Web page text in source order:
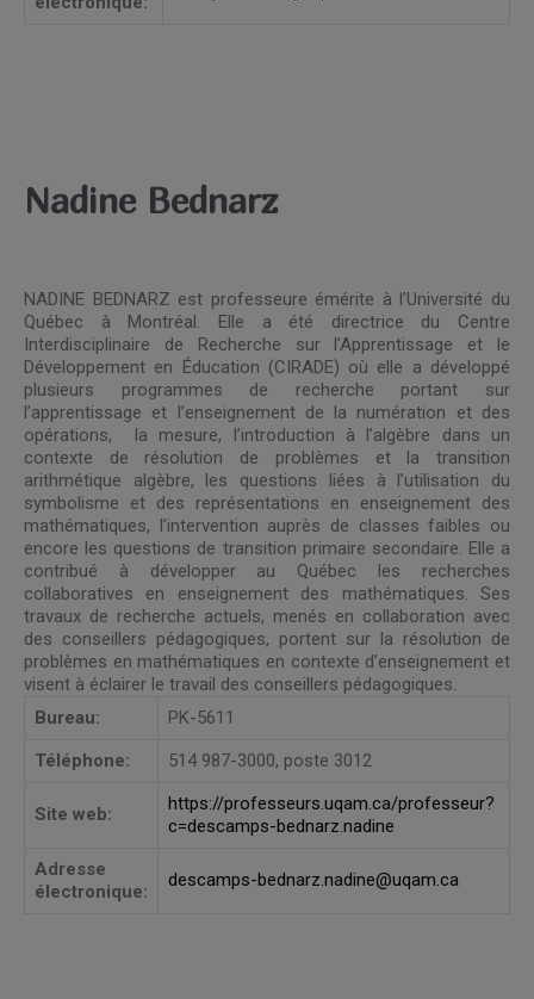
Nadine Bednarz
NADINE BEDNARZ est professeure émérite à l’Université du
Québec à Montréal. Elle a été directrice du Centre
Interdisciplinaire de Recherche sur l’Apprentissage et le
Développement en Éducation (CIRADE) où elle a développé
plusieurs programmes de recherche portant sur
l’apprentissage et l’enseignement de la numération et des
opérations, la mesure, l’introduction à l’algèbre dans un
contexte de résolution de problèmes et la transition
arithmétique algèbre, les questions liées à l’utilisation du
symbolisme et des représentations en enseignement des
mathématiques, l’intervention auprès de classes faibles ou
encore les questions de transition primaire secondaire. Elle a
contribué à développer au Québec les recherches
collaboratives en enseignement des mathématiques. Ses
travaux de recherche actuels, menés en collaboration avec
des conseillers pédagogiques, portent sur la résolution de
problèmes en mathématiques en contexte d’enseignement et
visent à éclairer le travail des conseillers pédagogiques.
Bureau:
PK-5611
Téléphone:
514 987-3000, poste 3012
Site web:
https://professeurs.uqam.ca/professeur?
c=descamps-bednarz.nadine
Adresse
électronique:
descamps-bednarz.nadine@uqam.ca